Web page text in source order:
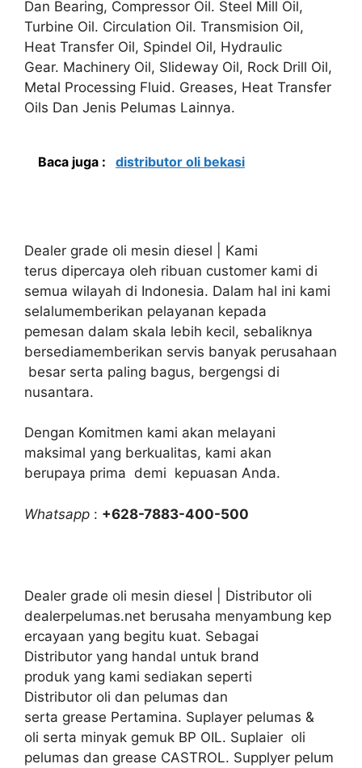
Dan Bearing, Compressor Oil. Steel Mill Oil,
Turbine Oil. Circulation Oil. Transmision Oil,
Heat Transfer Oil, Spindel Oil, Hydraulic
Gear. Machinery Oil, Slideway Oil, Rock Drill Oil,
Metal Processing Fluid. Greases, Heat Transfer
Oils Dan Jenis Pelumas Lainnya.
Baca juga : distributor oli bekasi
Dealer grade oli mesin diesel | Kami
terus dipercaya oleh ribuan customer kami di
semua wilayah di Indonesia. Dalam hal ini kami
selalumemberikan pelayanan kepada
pemesan dalam skala lebih kecil, sebaliknya
bersediamemberikan servis banyak perusahaan
besar serta paling bagus, bergengsi di
nusantara.
Dengan Komitmen kami akan melayani
maksimal yang berkualitas, kami akan
berupaya prima demi kepuasan Anda.
Whatsapp : +628-7883-400-500
Dealer grade oli mesin diesel | Distributor oli
dealerpelumas.net berusaha menyambung kep
ercayaan yang begitu kuat. Sebagai
Distributor yang handal untuk brand
produk yang kami sediakan seperti
Distributor oli dan pelumas dan
serta grease Pertamina. Suplayer pelumas &
oli serta minyak gemuk BP OIL. Suplaier oli
pelumas dan grease CASTROL. Supplyer pelum